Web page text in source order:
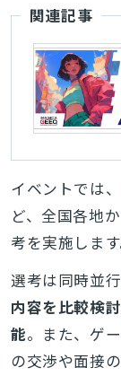
関連記事
イベントでは
ど、全国各地
考を実施します
選考は同時並
内容を比較検
能。また、ゲ
の交渉や面接